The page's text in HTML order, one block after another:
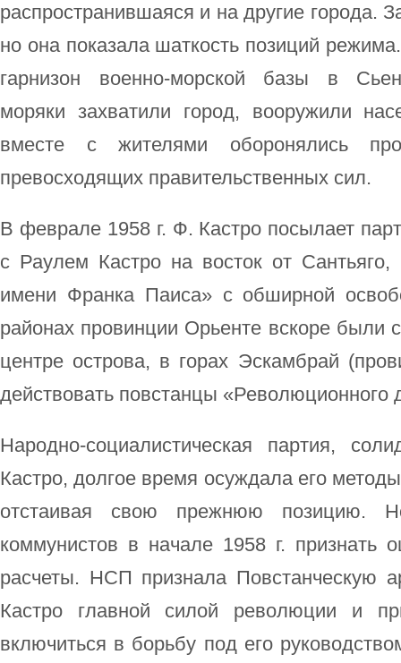
распространившаяся и на другие города.
но она показала шаткость позиций
гарнизон военно-морской базы в
моряки захватили город, вооружили
вместе с жителями оборонялись
превосходящих правительственных сил.
В феврале 1958 г. Ф. Кастро посылает
с Раулем Кастро на восток от
имени Франка Паиса» с обширной
районах провинции Орьенте вскоре
центре острова, в горах Эскамбрай
действовать повстанцы «Революционного
Народно-социалистическая партия,
Кастро, долгое время осуждала его
отстаивая свою прежнюю позицию.
коммунистов в начале 1958 г. признать
расчеты. НСП признала Повстанческую
Кастро главной силой революции и
включиться в борьбу под его